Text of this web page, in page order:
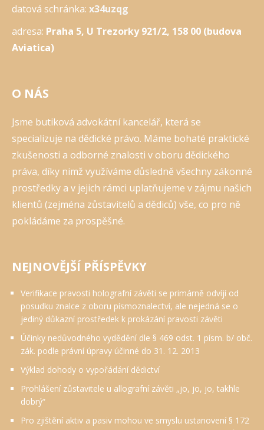
datová schránka: x34uzqg
adresa: Praha 5, U Trezorky 921/2, 158 00 (budova
Aviatica)
O NÁS
Jsme butiková advokátní kancelář, která se
specializuje na dědické právo. Máme bohaté praktické
zkušenosti a odborné znalosti v oboru dědického
práva, díky nimž využíváme důsledně všechny zákonné
prostředky a v jejich rámci uplatňujeme v zájmu našich
klientů (zejména zůstavitelů a dědiců) vše, co pro ně
pokládáme za prospěšné.
NEJNOVĚJŠÍ PŘÍSPĚVKY
Verifikace pravosti holografní závěti se primárně odvíjí od
posudku znalce z oboru písmoznalectví, ale nejedná se o
jediný důkazní prostředek k prokázání pravosti závěti
Účinky nedůvodného vydědění dle § 469 odst. 1 písm. b/ obč.
zák. podle právní úpravy účinné do 31. 12. 2013
Výklad dohody o vypořádání dědictví
Prohlášení zůstavitele u allografní závěti „jo, jo, jo, takhle
dobrý“
Pro zjištění aktiv a pasiv mohou ve smyslu ustanovení § 172